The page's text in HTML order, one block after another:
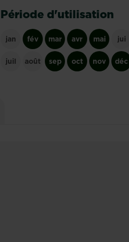
Période d'utilisation
jan fév mar avr mai jui
juil août sep oct nov déc